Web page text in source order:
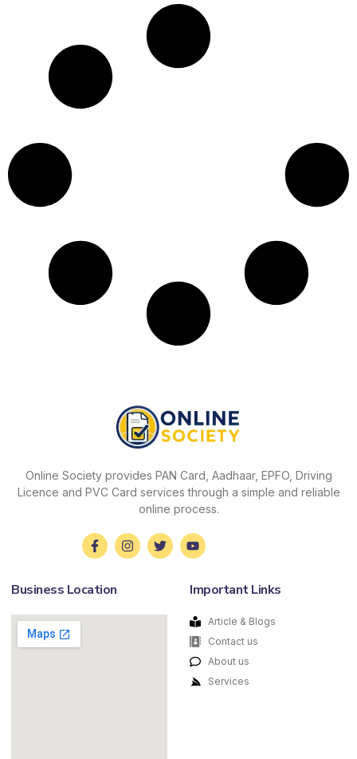
Online Society provides PAN Card, Aadhaar, EPFO, Driving
Licence and PVC Card services through a simple and reliable
online process.
Business Location Important Links
Article & Blogs
Contact us
About us
Services